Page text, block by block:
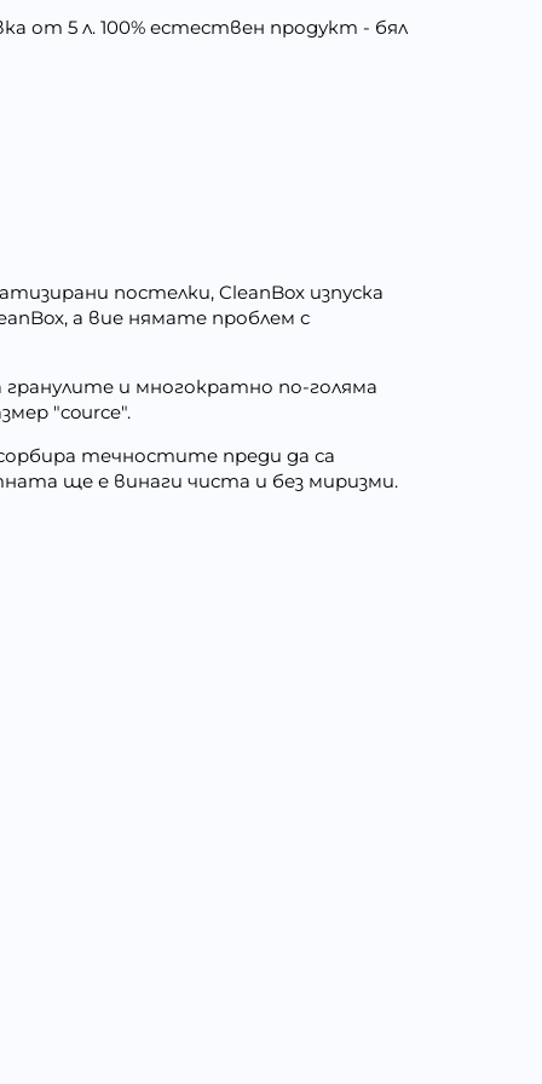
от 5 л. 100% естествен продукт - бял
постелки, CleanBox изпуска
а вие нямате проблем с
и многократно по-голяма
"cource".
течностите преди да са
ще е винаги чиста и без миризми.